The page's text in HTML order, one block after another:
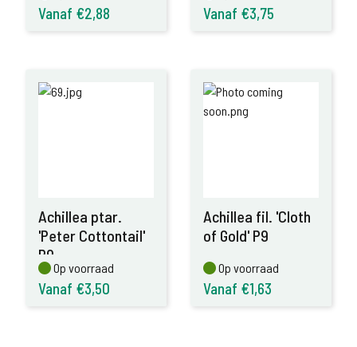
Vanaf €2,88 Vanaf €3,75
Achillea ptar.
'Peter Cottontail'
P9
Op voorraad
Op voorraad
Vanaf €3,50
Achillea fil. 'Cloth
of Gold' P9
Op voorraad
Op voorraad
Vanaf €1,63